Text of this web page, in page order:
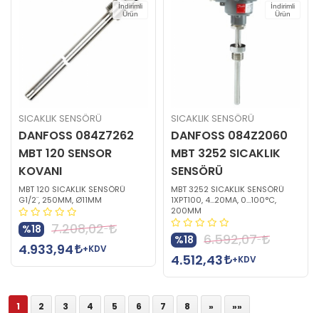
İndirimli
Ürün
SICAKLIK SENSÖRÜ
DANFOSS 084Z7262
MBT 120 SENSOR
KOVANI
MBT 120 SICAKLIK SENSÖRÜ
G1/2¨, 250MM, Ø11MM
%18
7.208,02
4.933,94
+KDV
İndirimli
Ürün
SICAKLIK SENSÖRÜ
DANFOSS 084Z2060
MBT 3252 SICAKLIK
SENSÖRÜ
MBT 3252 SICAKLIK SENSÖRÜ
1XPT100, 4…20MA, 0…100°C,
200MM
%18
6.592,07
4.512,43
+KDV
1 2 3 4 5 6 7 8 » »»